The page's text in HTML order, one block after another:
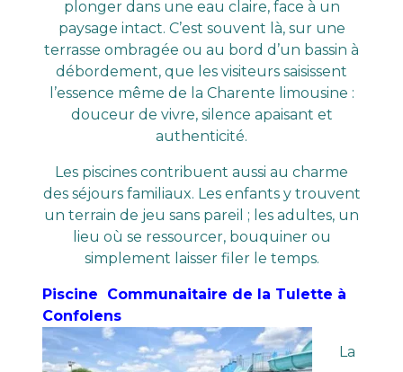
plonger dans une eau claire, face à un
paysage intact. C’est souvent là, sur une
terrasse ombragée ou au bord d’un bassin à
débordement, que les visiteurs saisissent
l’essence même de la Charente limousine :
douceur de vivre, silence apaisant et
authenticité.
Les piscines contribuent aussi au charme
des séjours familiaux. Les enfants y trouvent
un terrain de jeu sans pareil ; les adultes, un
lieu où se ressourcer, bouquiner ou
simplement laisser filer le temps.
Piscine Communaitaire de la Tulette à
Confolens
La